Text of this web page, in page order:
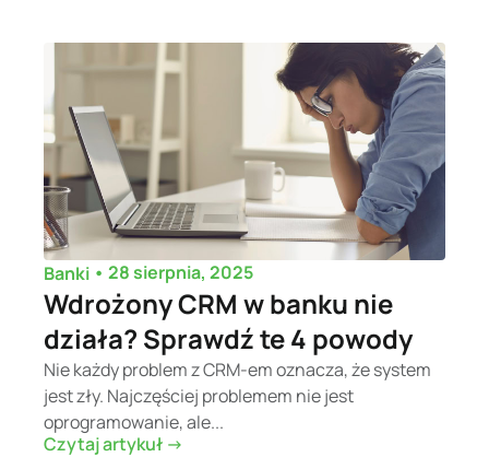
Banki • 28 sierpnia, 2025
Wdrożony CRM w banku nie
działa? Sprawdź te 4 powody
Nie każdy problem z CRM-em oznacza, że system
jest zły. Najczęściej problemem nie jest
oprogramowanie, ale...
Czytaj artykuł ->